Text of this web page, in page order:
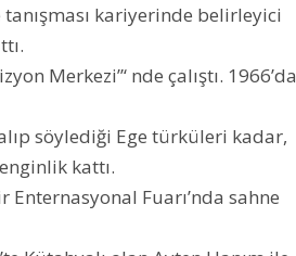
kariyerinde belirleyici
Merkezi”‘ nde çalıştı. 1966’da
söylediği Ege türküleri kadar,
kattı.
Fuarı’nda sahne